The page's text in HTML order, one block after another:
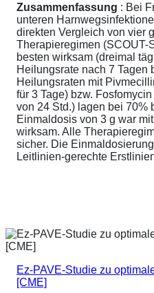
Zusammenfassung : Bei
unteren
direkten Vergleich von vier
Therapieregimen (SCOUT-
besten wirksam (dreimal
Heilungsrate nach 7 Tagen
Heilungsraten mit
für 3 Tage) bzw.
von 24 Std.) lagen bei 70%
Einmaldosis von 3 g war
wirksam. Alle
sicher. Die
Leitlinien-gerechte
Ez-PAVE-Studie zu
[CME]